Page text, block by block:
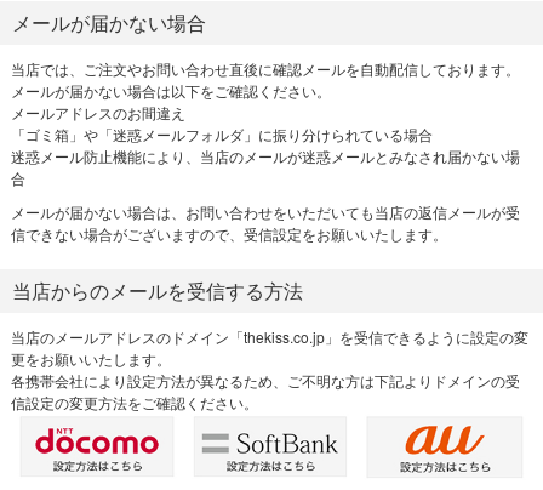
メールが届かない場合
当店では、ご注文やお問い合わせ直後に確認メールを自動配信しております。
メールが届かない場合は以下をご確認ください。
メールアドレスのお間違え
「ゴミ箱」や「迷惑メールフォルダ」に振り分けられている場合
迷惑メール防止機能により、当店のメールが迷惑メールとみなされ届かない場
合
メールが届かない場合は、お問い合わせをいただいても当店の返信メールが受
信できない場合がございますので、受信設定をお願いいたします。
当店からのメールを受信する方法
当店のメールアドレスのドメイン「thekiss.co.jp」を受信できるように設定の変
更をお願いいたします。
各携帯会社により設定方法が異なるため、ご不明な方は下記よりドメインの受
信設定の変更方法をご確認ください。